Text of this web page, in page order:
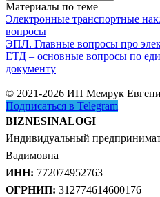
Материалы по теме
Электронные транспортные
вопросы
ЭПЛ. Главные вопросы про
ЕТД – основные вопросы по
документу
© 2021-2026 ИП Мемрук
Подписаться в Telegram
BIZNESINALOGI
Индивидуальный
Вадимовна
ИНН: 772074952763
ОГРНИП: 312774614600176